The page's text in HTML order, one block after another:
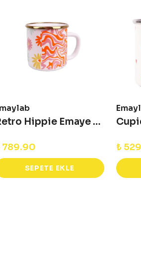
Retro Hippie Emaye Kupa
789.90
SEPETE EKLE
₺